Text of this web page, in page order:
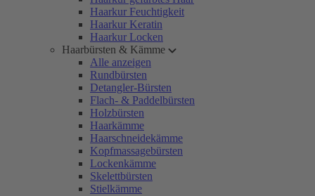
Haarkur Feuchtigkeit
Haarkur Keratin
Haarkur Locken
Haarbürsten & Kämme
Alle anzeigen
Rundbürsten
Detangler-Bürsten
Flach- & Paddelbürsten
Holzbürsten
Haarkämme
Haarschneidekämme
Kopfmassagebürsten
Lockenkämme
Skelettbürsten
Stielkämme